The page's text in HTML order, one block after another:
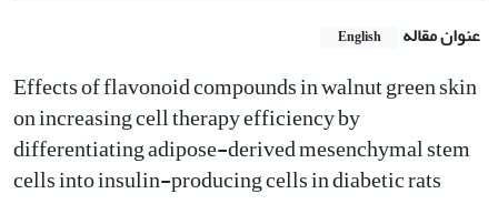
عنوان مقاله English
Effects of flavonoid compounds in walnut green skin
on increasing cell therapy efficiency by
differentiating adipose-derived mesenchymal stem
cells into insulin-producing cells in diabetic rats